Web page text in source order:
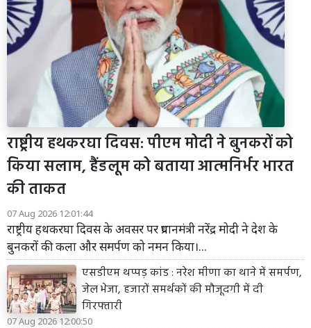
राष्ट्रीय हथकरघा दिवस: पीएम मोदी ने बुनकरों को
किया सलाम, हैंडलूम को बताया आत्मनिर्भर भारत
की ताकत
07 Aug 2026 12:01:44
राष्ट्रीय हथकरघा दिवस के अवसर पर प्रधानमंत्री नरेंद्र मोदी ने देश के
बुनकरों की कला और समर्पण को नमन किया।...
एसडीएम थप्पड़ कांड : नरेश मीणा का थाने में समर्पण,
जेल भेजा, हजारों समर्थकों की मौजूदगी में दी
गिरफ्तारी
07 Aug 2026 12:00:50